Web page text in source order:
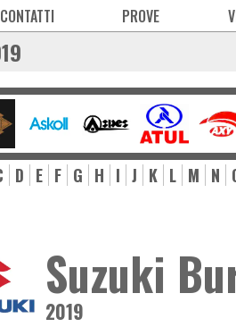
PROVE
D E F G H I J K L M N
Suzuki
2019